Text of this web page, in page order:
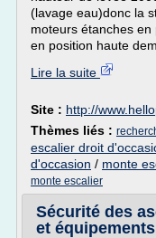
(lavage eau)donc la
moteurs étanches
en position haute
Lire la suite
Site : http://
Thèmes liés :
escalier droit
d'occasion / monte
monte escalier
Sécurité des
et